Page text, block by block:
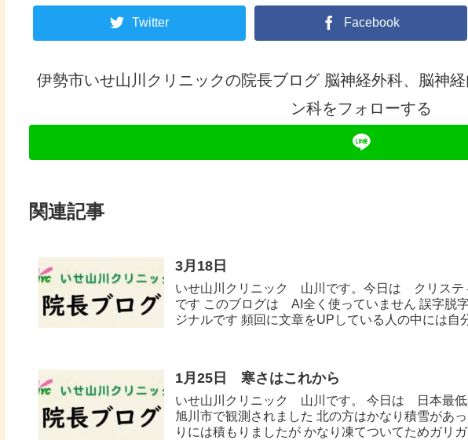
Twitter Facebook
伊勢市いせ山川クリニックの院長ブログ 脳神経外科、脳神
ン科をフォローする
関連記事
3月18日
いせ山川クリニック 山川です。今日は クリス
です このブログは AI全く使っていません 誤字
ジナルです 頻回に文章をUPしている人の中には自
1月25日 寒さはこれから
いせ山川クリニック 山川です。 今日は 日本
旭川市で観測されました 北の方はかなり積雪があ
りには積もりましたが かなり凍てついてためガリガ